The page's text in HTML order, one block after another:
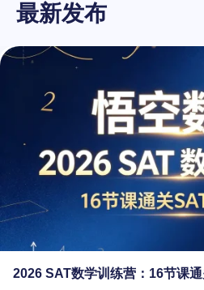
最新发布
2026 SAT数学训练营：16节课